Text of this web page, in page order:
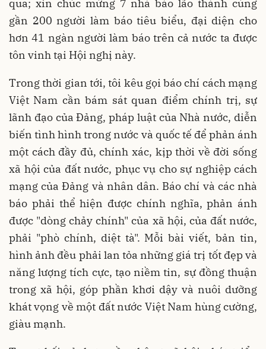
qua; xin chúc mừng 7 nhà báo lão thành cùng
gần 200 người làm báo tiêu biểu, đại diện cho
hơn 41 ngàn người làm báo trên cả nước ta được
tôn vinh tại Hội nghị này.
Trong thời gian tới, tôi kêu gọi báo chí cách mạng
Việt Nam cần bám sát quan điểm chính trị, sự
lãnh đạo của Đảng, pháp luật của Nhà nước, diễn
biến tình hình trong nước và quốc tế để phản ánh
một cách đầy đủ, chính xác, kịp thời về đời sống
xã hội của đất nước, phục vụ cho sự nghiệp cách
mạng của Đảng và nhân dân. Báo chí và các nhà
báo phải thể hiện được chính nghĩa, phản ánh
được "dòng chảy chính" của xã hội, của đất nước,
phải "phò chính, diệt tà". Mỗi bài viết, bản tin,
hình ảnh đều phải lan tỏa những giá trị tốt đẹp và
năng lượng tích cực, tạo niềm tin, sự đồng thuận
trong xã hội, góp phần khơi dậy và nuôi dưỡng
khát vọng về một đất nước Việt Nam hùng cường,
giàu mạnh.